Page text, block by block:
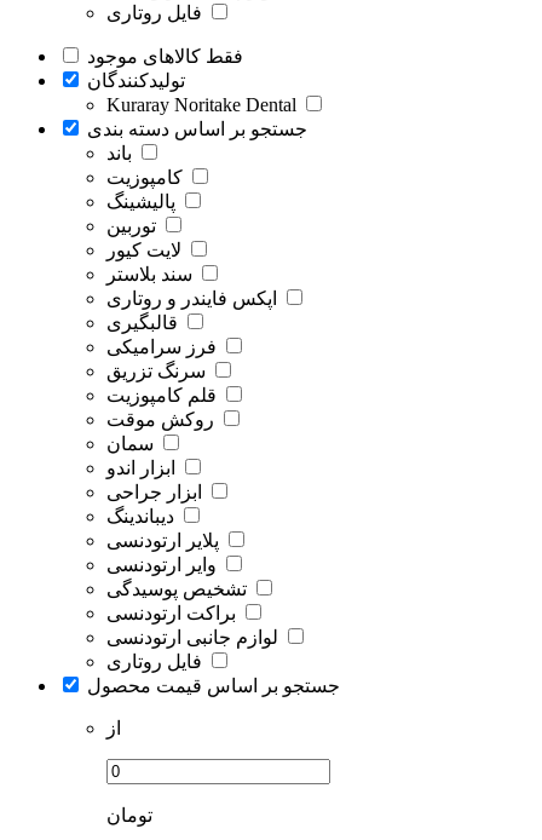
فایل روتاری
فقط کالاهای موجود
تولیدکنندگان
Kuraray Noritake Dental
جستجو بر اساس دسته بندی
باند
کامپوزیت
پالیشینگ
توربین
لایت کیور
سند بلاستر
اپکس فایندر و روتاری
قالبگیری
فرز سرامیکی
سرنگ تزریق
قلم کامپوزیت
روکش موقت
سمان
ابزار اندو
ابزار جراحی
دیباندینگ
پلایر ارتودنسی
وایر ارتودنسی
تشخیص پوسیدگی
براکت ارتودنسی
لوازم جانبی ارتودنسی
فایل روتاری
جستجو بر اساس قیمت محصول
از
تومان